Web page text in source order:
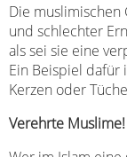
Die
und schlechter
als sei sie eine
Ein Beispiel dafür
Kerzen oder
Verehrte Muslime!